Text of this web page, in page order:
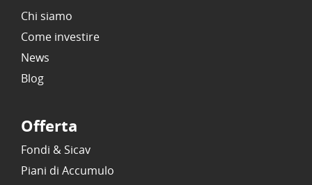
Chi siamo
Come investire
News
Blog
Offerta
Fondi & Sicav
Piani di Accumulo